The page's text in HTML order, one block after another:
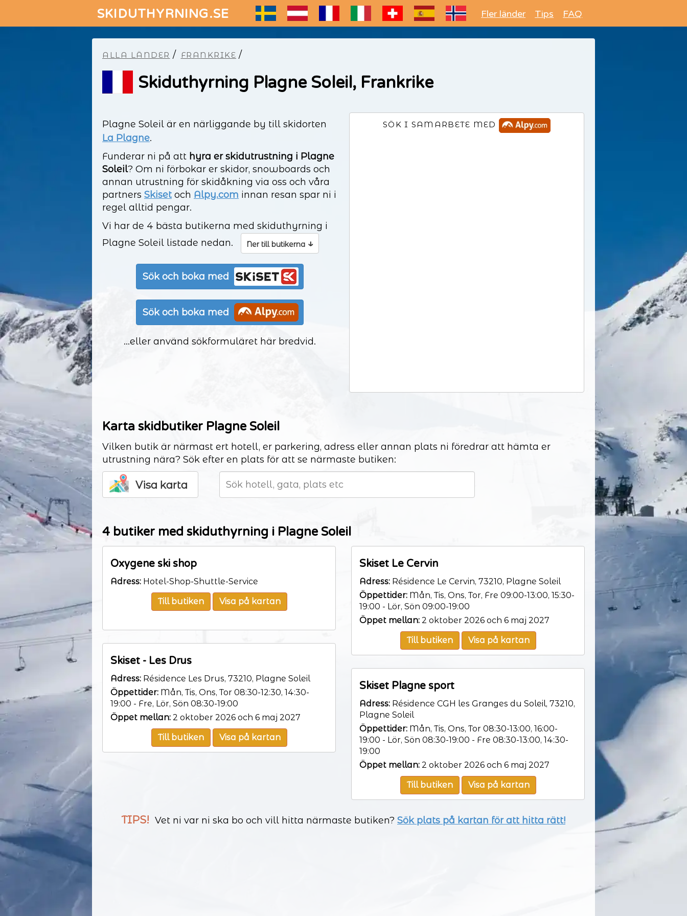
SKIDUTHYRNING.SE Fler länder Tips FAQ
ALLA LÄNDER / FRANKRIKE /
Skiduthyrning Plagne Soleil, Frankrike
Plagne Soleil är en närliggande by till skidorten
La Plagne.
Funderar ni på att hyra er skidutrustning i Plagne
Soleil? Om ni förbokar er skidor, snowboards och
annan utrustning för skidåkning via oss och våra
partners Skiset och Alpy.com innan resan spar ni i
regel alltid pengar.
Vi har de 4 bästa butikerna med skiduthyrning i
Plagne Soleil listade nedan.
Ner till butikerna ↓
Sök och boka med
Sök och boka med
...eller använd sökformuläret här bredvid.
SÖK I SAMARBETE MED
Karta skidbutiker Plagne Soleil
Vilken butik är närmast ert hotell, er parkering, adress eller annan plats ni föredrar att hämta er
utrustning nära? Sök efter en plats för att se närmaste butiken:
Visa karta
4 butiker med skiduthyrning i Plagne Soleil
Oxygene ski shop
Adress: Hotel-Shop-Shuttle-Service
Till butiken Visa på kartan
Skiset - Les Drus
Adress: Résidence Les Drus, 73210, Plagne Soleil
Öppettider: Mån, Tis, Ons, Tor 08:30-12:30, 14:30-
19:00 - Fre, Lör, Sön 08:30-19:00
Öppet mellan: 2 oktober 2026 och 6 maj 2027
Till butiken Visa på kartan
Skiset Le Cervin
Adress: Résidence Le Cervin, 73210, Plagne Soleil
Öppettider: Mån, Tis, Ons, Tor, Fre 09:00-13:00, 15:30-
19:00 - Lör, Sön 09:00-19:00
Öppet mellan: 2 oktober 2026 och 6 maj 2027
Till butiken Visa på kartan
Skiset Plagne sport
Adress: Résidence CGH les Granges du Soleil, 73210,
Plagne Soleil
Öppettider: Mån, Tis, Ons, Tor 08:30-13:00, 16:00-
19:00 - Lör, Sön 08:30-19:00 - Fre 08:30-13:00, 14:30-
19:00
Öppet mellan: 2 oktober 2026 och 6 maj 2027
Till butiken Visa på kartan
TIPS! Vet ni var ni ska bo och vill hitta närmaste butiken? Sök plats på kartan för att hitta rätt!